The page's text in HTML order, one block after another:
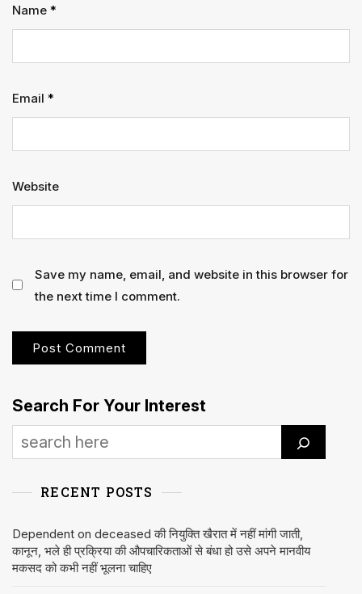
Name *
Email *
Website
Save my name, email, and website in this browser for
the next time I comment.
Search For Your Interest
RECENT POSTS
Dependent on deceased की नियुक्ति खैरात में नहीं मांगी जाती,
कानून, भले ही प्रक्रिया की औपचारिकताओं से बंधा हो उसे अपने मानवीय
मकसद को कभी नहीं भूलना चाहिए